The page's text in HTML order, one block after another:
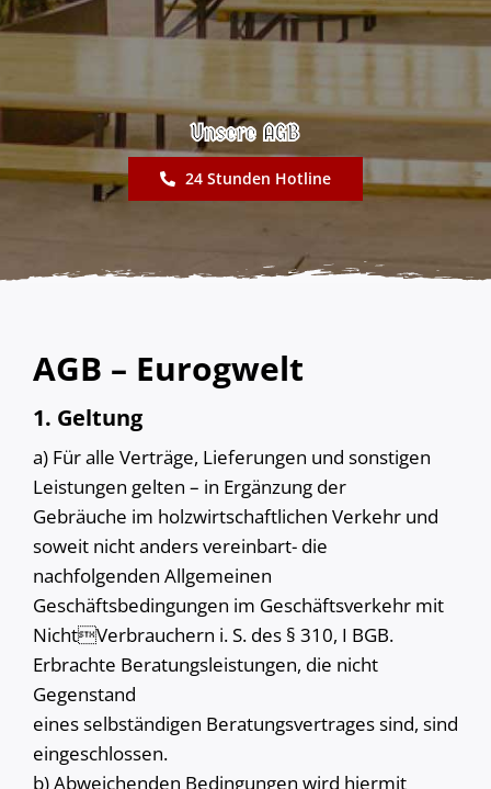
Kontakt
Unsere AGB
24 Stunden Hotline
AGB – Eurogwelt
1. Geltung
a) Für alle Verträge, Lieferungen und sonstigen
Leistungen gelten – in Ergänzung der
Gebräuche im holzwirtschaftlichen Verkehr und
soweit nicht anders vereinbart- die
nachfolgenden Allgemeinen
Geschäftsbedingungen im Geschäftsverkehr mit
NichtVerbrauchern i. S. des § 310, I BGB.
Erbrachte Beratungsleistungen, die nicht
Gegenstand
eines selbständigen Beratungsvertrages sind, sind
eingeschlossen.
b) Abweichenden Bedingungen wird hiermit